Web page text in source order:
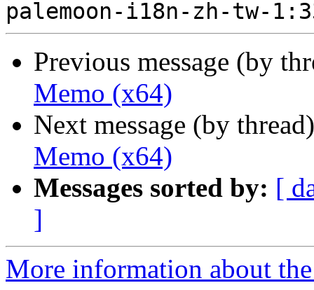
Previous message (by
Memo (x64)
Next message (by
Memo (x64)
Messages sorted by: [
]
More information about